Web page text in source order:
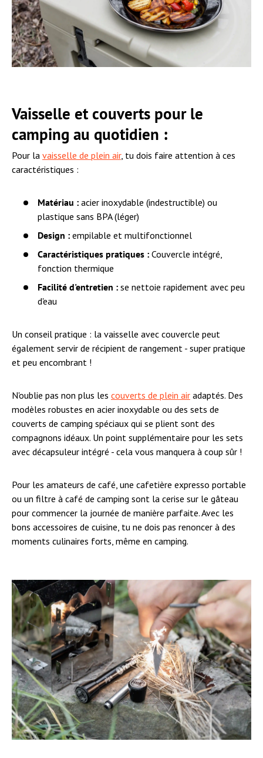
Vaisselle et couverts pour le
camping au quotidien :
Pour la vaisselle de plein air, tu dois faire attention à ces
caractéristiques :
Matériau : acier inoxydable (indestructible) ou
plastique sans BPA (léger)
Design : empilable et multifonctionnel
Caractéristiques pratiques : Couvercle intégré,
fonction thermique
Facilité d'entretien : se nettoie rapidement avec peu
d'eau
Un conseil pratique : la vaisselle avec couvercle peut
également servir de récipient de rangement - super pratique
et peu encombrant !
N'oublie pas non plus les couverts de plein air adaptés. Des
modèles robustes en acier inoxydable ou des sets de
couverts de camping spéciaux qui se plient sont des
compagnons idéaux. Un point supplémentaire pour les sets
avec décapsuleur intégré - cela vous manquera à coup sûr !
Pour les amateurs de café, une cafetière expresso portable
ou un filtre à café de camping sont la cerise sur le gâteau
pour commencer la journée de manière parfaite. Avec les
bons accessoires de cuisine, tu ne dois pas renoncer à des
moments culinaires forts, même en camping.